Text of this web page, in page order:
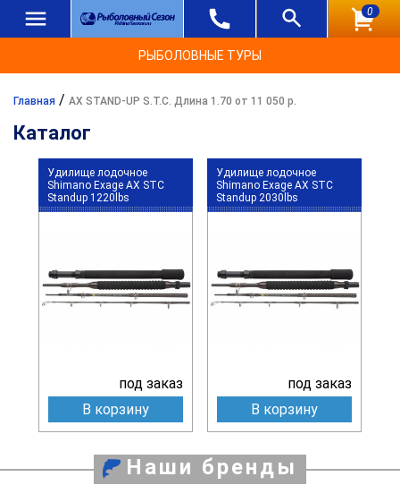
0
РЫБОЛОВНЫЕ ТУРЫ
Главная / AX STAND-UP S.T.C. Длина 1.70 от 11 050 р.
Каталог
Удилище лодочное
Shimano Exage AX STC
Standup 1220lbs
под заказ
В корзину
Удилище лодочное
Shimano Exage AX STC
Standup 2030lbs
под заказ
В корзину
Наши бренды